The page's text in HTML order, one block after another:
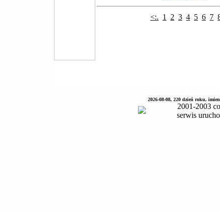
<:. 1 2 3 4 5 6 7
2026-08-08, 220 dzień roku,
2001-2003
serwis